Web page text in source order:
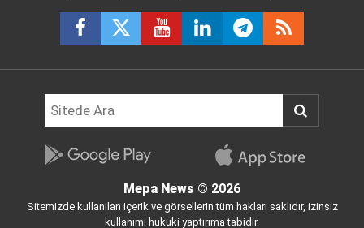
Mepa News © 2026
Sitemizde kullanılan içerik ve görsellerin tüm hakları saklıdır, izinsiz
kullanımı hukuki yaptırıma tabidir.